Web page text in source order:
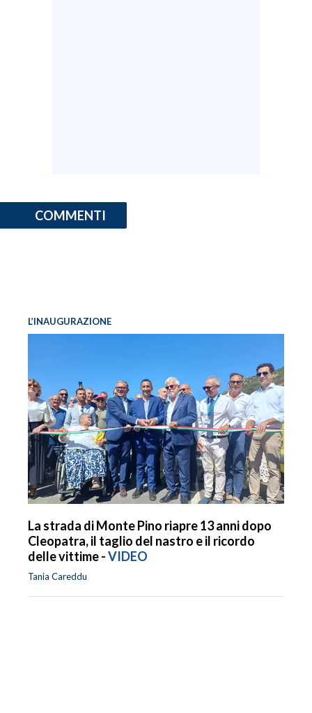
COMMENTI
L’INAUGURAZIONE
La strada di Monte Pino riapre 13 anni dopo
Cleopatra, il taglio del nastro e il ricordo
delle vittime -VIDEO
Tania Careddu